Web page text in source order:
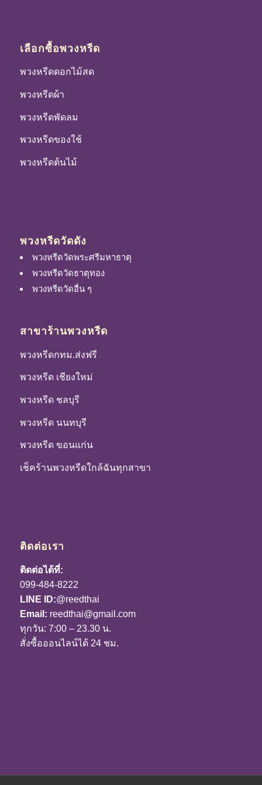
เลือกซื้อพวงหรีด
พวงหรีดดอกไม้สด
พวงหรีดผ้า
พวงหรีดพัดลม
พวงหรีดของใช้
พวงหรีดต้นไม้
พวงหรีดวัดดัง
พวงหรีดวัดพระศรีมหาธาตุ
พวงหรีดวัดธาตุทอง
พวงหรีดวัดอื่น ๆ
สาขาร้านพวงหรีด
พวงหรีดกทม.ส่งฟรี
พวงหรีด เชียงใหม่
พวงหรีด ชลบุรี
พวงหรีด นนทบุรี
พวงหรีด ขอนแก่น
เช็คร้านพวงหรีดใกล้ฉันทุกสาขา
ติดต่อเรา
ติดต่อได้ที่:
099-484-8222
LINE ID:@reedthai
Email: reedthai@gmail.com
ทุกวัน: 7:00 – 23.30 น.
สั่งซื้อออนไลน์ได้ 24 ชม.